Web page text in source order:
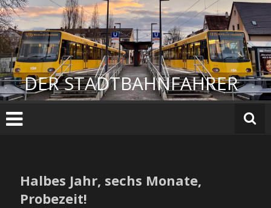
Zum
Inhalt
springen
DER STADTBAHNFAHRER
Halbes Jahr, sechs Monate,
Probezeit!